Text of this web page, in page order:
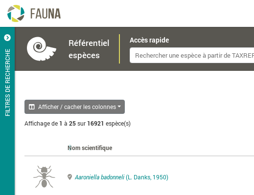
FILTRES DE RECHERCHE
Référentiel
espèces
Accès rapide
Afficher / cacher les colonnes
Affichage de 1 à 25sur 16921 espèce(s)
Nom scientifique
Aaroniella badonneli(L. Danks, 1950)